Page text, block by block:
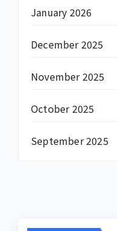
January 2026
December 2025
November 2025
October 2025
September 2025